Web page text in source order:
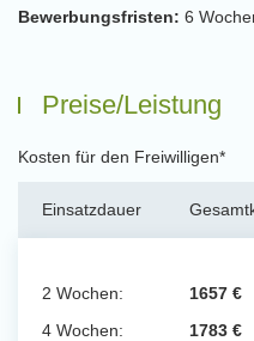
Bewerbungsfristen: 6
Preise/Leistung
Kosten für den Freiwilligen*
Einsatzdauer
2 Wochen: 1657 €
4 Wochen:
1783 €